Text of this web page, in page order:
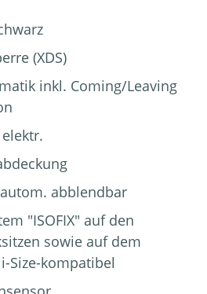
(XDS)
inkl. Coming/Leaving
abblendbar
"ISOFIX" auf den
sowie auf dem
Size-kompatibel